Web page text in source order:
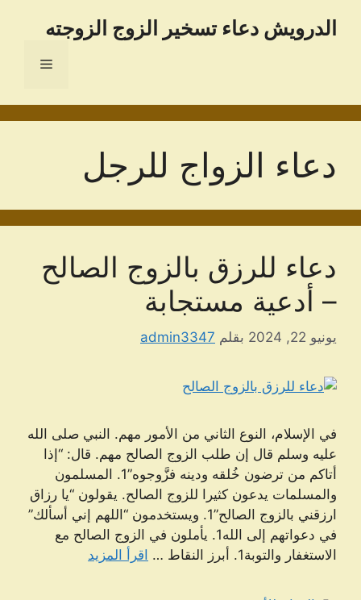
الدرویش دعاء تسخير الزوج الزوجته
القائمة
دعاء الزواج للرجل
دعاء للرزق بالزوج الصالح
– أدعية مستجابة
يونيو 22, 2024 بقلم admin3347
في الإسلام، النوع الثاني من الأمور مهم. النبي صلى الله
عليه وسلم قال إن طلب الزوج الصالح مهم. قال: “إذا
أتاكم من ترضون خُلقه ودينه فزَّوجوه”1. المسلمون
والمسلمات يدعون كثيرا للزوج الصالح. يقولون “يا رزاق
ارزقني بالزوج الصالح”1. ويستخدمون “اللهم إني أسألك”
في دعواتهم إلى الله1. يأملون في الزوج الصالح مع
الاستغفار والتوبة1. أبرز النقاط …
اقرأ المزيد